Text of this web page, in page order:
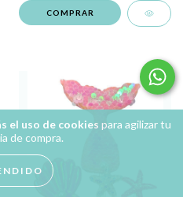
el uso de cookies para agilizar tu
de compra.